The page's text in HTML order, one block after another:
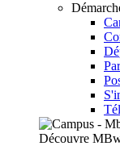
Découvre